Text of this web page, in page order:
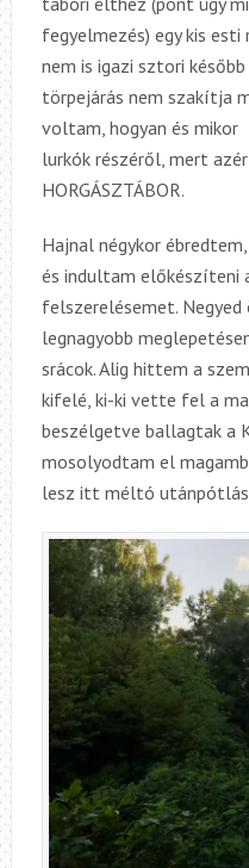
fegyelmezés) egy kis esti
nem is igazi sztori
törpejárás nem szakítja
voltam, hogyan és mikor
lurkók részéről, mert
HORGÁSZTÁBOR.
Hajnal négykor
és indultam előkészíteni
felszerelésemet.
legnagyobb
srácok. Alig hittem a
kifelé, ki-ki vette fel a
beszélgetve ballagtak a
mosolyodtam el
lesz itt méltó utánpótlás